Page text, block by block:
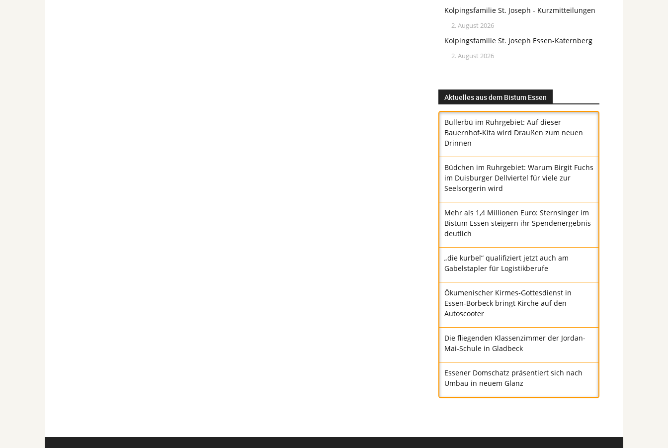
Kolpingsfamilie St. Joseph - Kurzmitteilungen
2. August 2026
Kolpingsfamilie St. Joseph Essen-Katernberg
2. August 2026
Aktuelles aus dem Bistum Essen
Bullerbü im Ruhrgebiet: Auf dieser
Bauernhof-Kita wird Draußen zum neuen
Drinnen
Büdchen im Ruhrgebiet: Warum Birgit Fuchs
im Duisburger Dellviertel für viele zur
Seelsorgerin wird
Mehr als 1,4 Millionen Euro: Sternsinger im
Bistum Essen steigern ihr Spendenergebnis
deutlich
„die kurbel“ qualifiziert jetzt auch am
Gabelstapler für Logistikberufe
Ökumenischer Kirmes-Gottesdienst in
Essen-Borbeck bringt Kirche auf den
Autoscooter
Die fliegenden Klassenzimmer der Jordan-
Mai-Schule in Gladbeck
Essener Domschatz präsentiert sich nach
Umbau in neuem Glanz